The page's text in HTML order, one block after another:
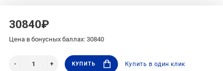
30840₽
Цена в бонусных баллах: 30840
КУПИТЬ Купить в один клик